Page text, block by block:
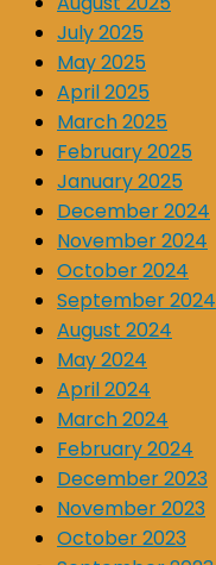
July 2025
May 2025
April 2025
March 2025
February 2025
January 2025
December 2024
November 2024
October 2024
September 2024
August 2024
May 2024
April 2024
March 2024
February 2024
December 2023
November 2023
October 2023